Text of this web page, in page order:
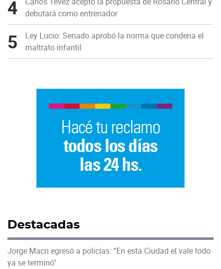
4
debutará como entrenador
5
Ley Lucio: Senado aprobó la norma que condena el
maltrato infantil
Destacadas
Jorge Macri egresó a policías: “En esta Ciudad el vale todo
ya se terminó"